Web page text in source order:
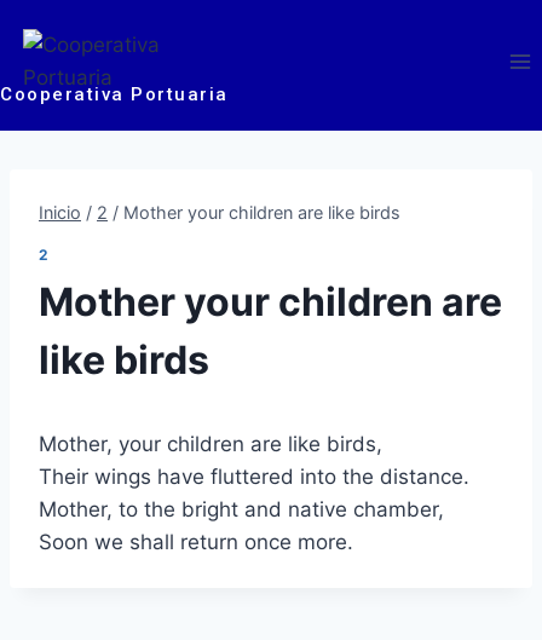
Cooperativa Portuaria
Inicio / 2 / Mother your children are like birds
2
Mother your children are
like birds
Mother, your children are like birds,
Their wings have fluttered into the distance.
Mother, to the bright and native chamber,
Soon we shall return once more.